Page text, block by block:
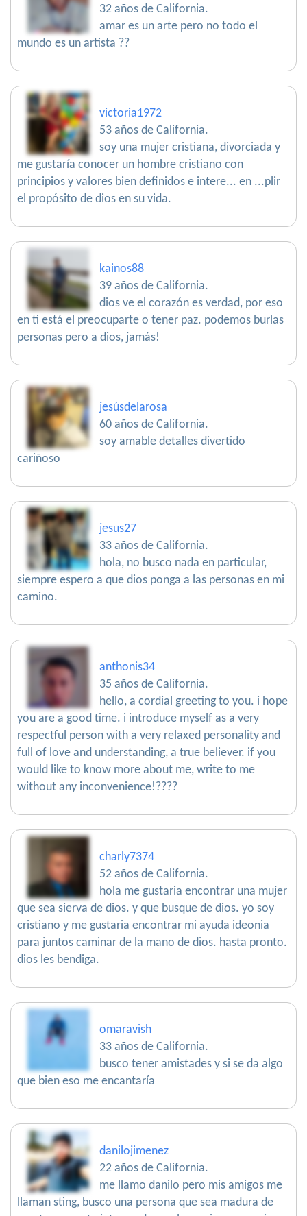
32 años de California.
amar es un arte pero no todo el
mundo es un artista ??
victoria1972
53 años de California.
soy una mujer cristiana, divorciada y
me gustaría conocer un hombre cristiano con
principios y valores bien definidos e intere... en ...plir
el propósito de dios en su vida.
kainos88
39 años de California.
dios ve el corazón es verdad, por eso
en ti está el preocuparte o tener paz. podemos burlas
personas pero a dios, jamás!
jesúsdelarosa
60 años de California.
soy amable detalles divertido
cariñoso
jesus27
33 años de California.
hola, no busco nada en particular,
siempre espero a que dios ponga a las personas en mi
camino.
anthonis34
35 años de California.
hello, a cordial greeting to you. i hope
you are a good time. i introduce myself as a very
respectful person with a very relaxed personality and
full of love and understanding, a true believer. if you
would like to know more about me, write to me
without any inconvenience!????
charly7374
52 años de California.
hola me gustaria encontrar una mujer
que sea sierva de dios. y que busque de dios. yo soy
cristiano y me gustaria encontrar mi ayuda ideonia
para juntos caminar de la mano de dios. hasta pronto.
dios les bendiga.
omaravish
33 años de California.
busco tener amistades y si se da algo
que bien eso me encantaría
danilojimenez
22 años de California.
me llamo danilo pero mis amigos me
llaman sting, busco una persona que sea madura de